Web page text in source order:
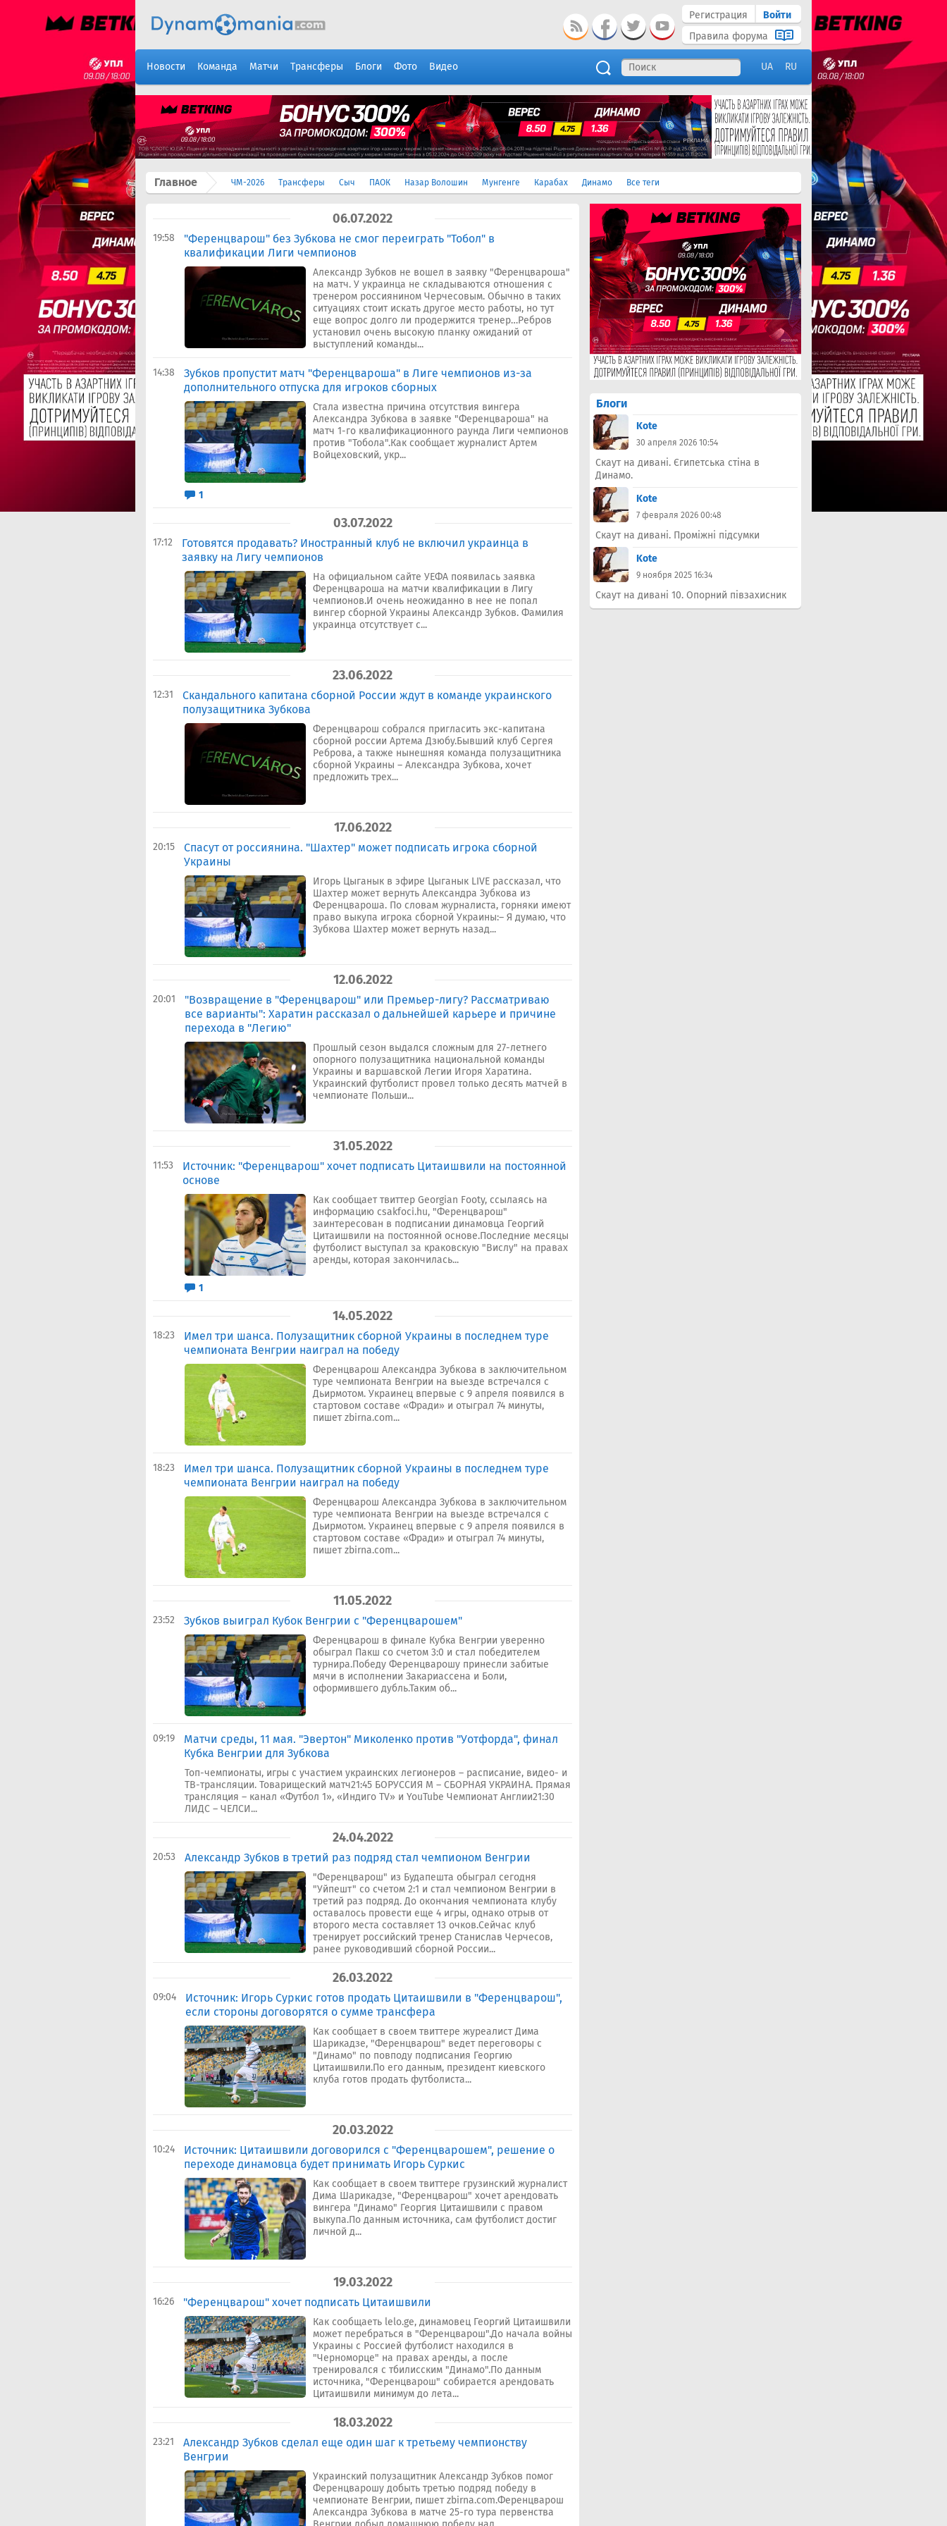
Регистрация
Войти
Правила форума
Новости Команда Матчи Трансферы Блоги Фото Видео UA RU
Главное ЧМ-2026 Трансферы Сыч ПАОК Назар Волошин Мунгенге Карабах Динамо Все теги
06.07.2022
19:58
"Ференцварош" без Зубкова не смог переиграть "Тобол" в
квалификации Лиги чемпионов
Александр Зубков не вошел в заявку "Ференцвароша"
на матч. У украинца не складываются отношения с
тренером россиянином Черчесовым. Обычно в таких
ситуациях стоит искать другое место работы, но тут
еще вопрос долго ли продержится тренер…Ребров
установил очень высокую планку ожиданий от
выступлений команды...
14:38
Зубков пропустит матч "Ференцвароша" в Лиге чемпионов из-за
дополнительного отпуска для игроков сборных
Стала известна причина отсутствия вингера
Александра Зубкова в заявке "Ференцвароша" на
матч 1-го квалификационного раунда Лиги чемпионов
против "Тобола".Как сообщает журналист Артем
Войцеховский, укр...
1
03.07.2022
17:12
Готовятся продавать? Иностранный клуб не включил украинца в
заявку на Лигу чемпионов
На официальном сайте УЕФА появилась заявка
Ференцвароша на матчи квалификации в Лигу
чемпионов.И очень неожиданно в нее не попал
вингер сборной Украины Александр Зубков. Фамилия
украинца отсутствует с...
23.06.2022
12:31
Скандального капитана сборной России ждут в команде украинского
полузащитника Зубкова
Ференцварош собрался пригласить экс-капитана
сборной россии Артема Дзюбу.Бывший клуб Сергея
Реброва, а также нынешняя команда полузащитника
сборной Украины – Александра Зубкова, хочет
предложить трех...
17.06.2022
20:15
Спасут от россиянина. "Шахтер" может подписать игрока сборной
Украины
Игорь Цыганык в эфире Цыганык LIVE рассказал, что
Шахтер может вернуть Александра Зубкова из
Ференцвароша. По словам журналиста, горняки имеют
право выкупа игрока сборной Украины:– Я думаю, что
Зубкова Шахтер может вернуть назад...
12.06.2022
20:01
"Возвращение в "Ференцварош" или Премьер-лигу? Рассматриваю
все варианты": Харатин рассказал о дальнейшей карьере и причине
перехода в "Легию"
Прошлый сезон выдался сложным для 27-летнего
опорного полузащитника национальной команды
Украины и варшавской Легии Игоря Харатина.
Украинский футболист провел только десять матчей в
чемпионате Польши...
31.05.2022
11:53
Источник: "Ференцварош" хочет подписать Цитаишвили на постоянной
основе
Как сообщает твиттер Georgian Footy, ссылаясь на
информацию csakfoci.hu, "Ференцварош"
заинтересован в подписании динамовца Георгий
Цитаишвили на постоянной основе.Последние месяцы
футболист выступал за краковскую "Вислу" на правах
аренды, которая закончилась...
1
14.05.2022
18:23
Имел три шанса. Полузащитник сборной Украины в последнем туре
чемпионата Венгрии наиграл на победу
Ференцварош Александра Зубкова в заключительном
туре чемпионата Венгрии на выезде встречался с
Дьирмотом. Украинец впервые с 9 апреля появился в
стартовом составе «Фради» и отыграл 74 минуты,
пишет zbirna.com...
18:23
Имел три шанса. Полузащитник сборной Украины в последнем туре
чемпионата Венгрии наиграл на победу
Ференцварош Александра Зубкова в заключительном
туре чемпионата Венгрии на выезде встречался с
Дьирмотом. Украинец впервые с 9 апреля появился в
стартовом составе «Фради» и отыграл 74 минуты,
пишет zbirna.com...
11.05.2022
23:52 Зубков выиграл Кубок Венгрии с "Ференцварошем"
Ференцварош в финале Кубка Венгрии уверенно
обыграл Пакш со счетом 3:0 и стал победителем
турнира.Победу Ференцварошу принесли забитые
мячи в исполнении Закариассена и Боли,
оформившего дубль.Таким об...
09:19
Матчи среды, 11 мая. "Эвертон" Миколенко против "Уотфорда", финал
Кубка Венгрии для Зубкова
Топ-чемпионаты, игры с участием украинских легионеров – расписание, видео- и
ТВ-трансляции. Товарищеский матч21:45 БОРУССИЯ М – СБОРНАЯ УКРАИНА. Прямая
трансляция – канал «Футбол 1», «Индиго TV» и YouTube Чемпионат Англии21:30
ЛИДС – ЧЕЛСИ...
24.04.2022
20:53 Александр Зубков в третий раз подряд стал чемпионом Венгрии
"Ференцварош" из Будапешта обыграл сегодня
"Уйпешт" со счетом 2:1 и стал чемпионом Венгрии в
третий раз подряд. До окончания чемпионата клубу
оставалось провести еще 4 игры, однако отрыв от
второго места составляет 13 очков.Сейчас клуб
тренирует российский тренер Станислав Черчесов,
ранее руководивший сборной России...
26.03.2022
09:04
Источник: Игорь Суркис готов продать Цитаишвили в "Ференцварош",
если стороны договорятся о сумме трансфера
Как сообщает в своем твиттере журеалист Дима
Шарикадзе, "Ференцварош" ведет переговоры с
"Динамо" по повподу подписания Георгию
Цитаишвили.По его данным, президент киевского
клуба готов продать футболиста...
20.03.2022
10:24
Источник: Цитаишвили договорился с "Ференцварошем", решение о
переходе динамовца будет принимать Игорь Суркис
Как сообщает в своем твиттере грузинский журналист
Дима Шарикадзе, "Ференцварош" хочет арендовать
вингера "Динамо" Георгия Цитаишвили с правом
выкупа.По данным источника, сам футболист достиг
личной д...
19.03.2022
16:26 "Ференцварош" хочет подписать Цитаишвили
Как сообщаеть lelo.ge, динамовец Георгий Цитаишвили
может перебраться в "Ференцварош".До начала войны
Украины с Россией футболист находился в
"Черноморце" на правах аренды, а после
тренировался с тбилисским "Динамо".По данным
источника, "Ференцварош" собирается арендовать
Цитаишвили минимум до лета...
18.03.2022
23:21
Александр Зубков сделал еще один шаг к третьему чемпионству
Венгрии
Украинский полузащитник Александр Зубков помог
Ференцварошу добыть третью подряд победу в
чемпионате Венгрии, пишет zbirna.com.Ференцварош
Александра Зубкова в матче 25-го тура первенства
Блоги
Kote
30 апреля 2026 10:54
Скаут на дивані. Єгипетська стіна в
Динамо.
Kote
7 февраля 2026 00:48
Скаут на дивані. Проміжні підсумки
Kote
9 ноября 2025 16:34
Скаут на дивані 10. Опорний півзахисник